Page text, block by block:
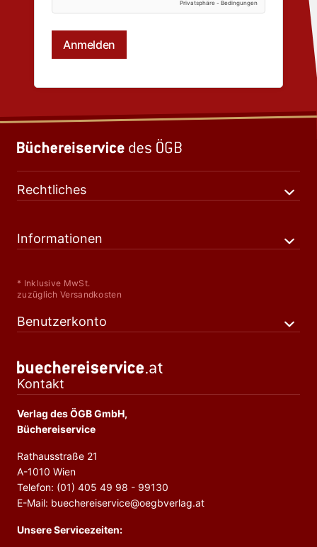
Rechtliches
Informationen
* Inklusive MwSt.
zuzüglich Versandkosten
Benutzerkonto
Kontakt
Verlag des ÖGB GmbH,
Büchereiservice
Rathausstraße 21
A-1010 Wien
Telefon: (01) 405 49 98 - 99130
E-Mail: buechereiservice@oegbverlag.at
Unsere Servicezeiten: